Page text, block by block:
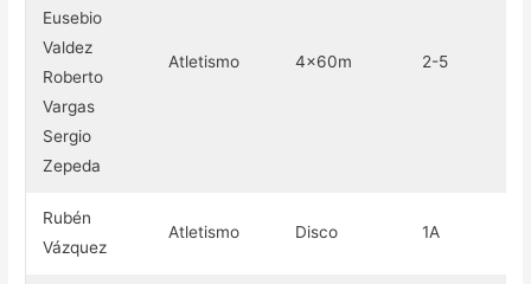
Eusebio
Valdez
Roberto
Vargas
Sergio
Zepeda
Atletismo 4x60m 2-5
Rubén
Vázquez
Atletismo Disco 1A